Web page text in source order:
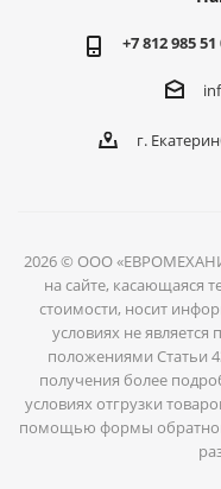
+7 812 985 51
г.
2026 © ООО
на сайте, касающаяся
стоимости, носит
условиях не
положениями Статьи
получения более
условиях отгрузки
помощью формы